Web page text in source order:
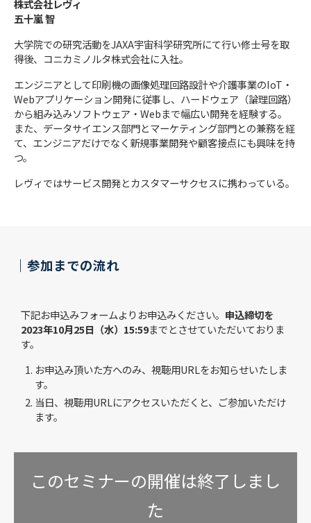
株式会社レヴィ
五十嵐 智
大学院での研究活動をJAXA宇宙科学研究所にて行い修士号を取
得後、コニカミノルタ株式会社に入社。
エンジニアとして印刷機の画像処理回路設計や介護事業のIoT・
Webアプリケーション開発に従事し、ハードウェア（論理回路）
から組み込みソフトウェア・Webまで幅広い開発を経験する。
また、データサイエンス部門とマーケティング部門との兼務を経
て、エンジニアだけでなく新規事業開発や顧客接点にも興味を持
つ。
レヴィではサービス開発とカスタマーサクセスに携わっている。
｜参加までの流れ
下記お申込みフォームよりお申込みください。 申込締切を
2023年10月25日（水）15:59までとさせていただいておりま
す。
お申込み頂いた方へのみ、視聴用URLをお知らせいたしま
す。
当日、視聴用URLにアクセスいただくと、ご参加いただけ
ます。
このセミナーの開催は終了しまし
た